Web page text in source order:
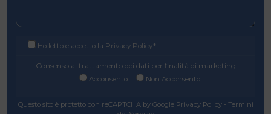
ConsensiHo letto e accetto la Privacy Policy*
Consensi Marketing
Consenso al trattamento dei dati per finalità di marketing
Acconsento Non Acconsento
Questo sito è protetto con reCAPTCHA by Google Privacy Policy- Termini